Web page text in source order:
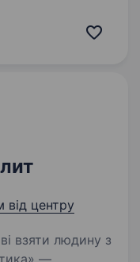
ґрунтуванням
від центру
взяти людину з